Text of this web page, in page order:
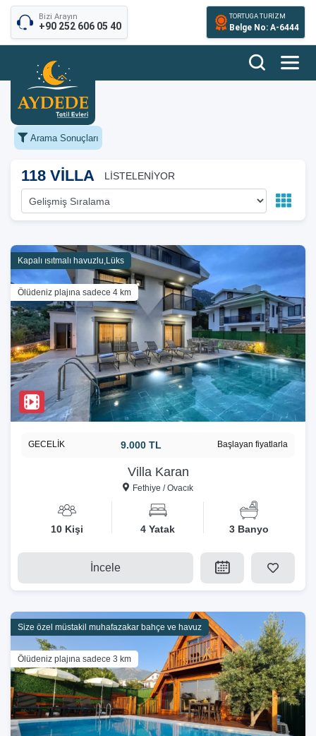
Bizi Arayın
+90 252 606 05 40
TORTUGA TURİZM
Belge No: A-6444
Arama Sonuçları
118 VİLLA LİSTELENİYOR
Kapalı ısıtmalı havuzlu,Lüks
Ölüdeniz plajına sadece 4 km
Villa Karan
Fethiye / Ovacık
GECELİK 9.000 TL Başlayan fiyatlarla
10 Kişi 4 Yatak 3 Banyo
İncele
Size özel müstakil muhafazakar bahçe ve havuz
Ölüdeniz plajına sadece 3 km